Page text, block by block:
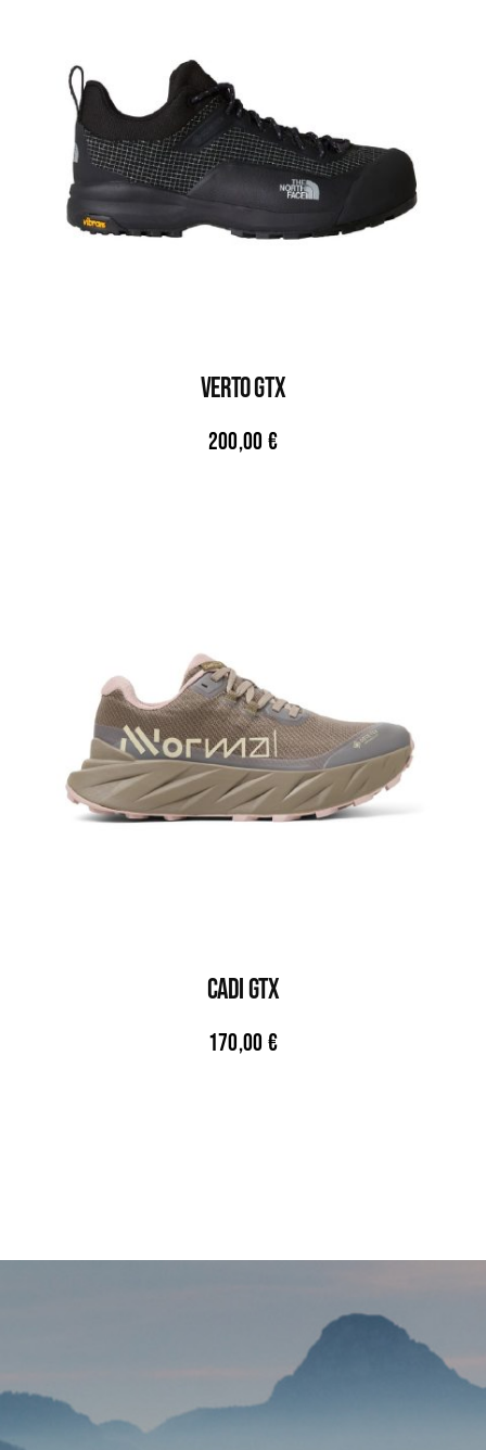
VERTO GTX
200,00 €
CADI GTX
170,00 €